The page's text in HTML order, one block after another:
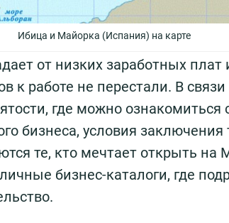
Ибица и Майорка (Испания) на карте
от низких заработных
к работе не перестали. В
где можно
бизнеса, условия заключения
те, кто мечтает открыть на
бизнес-каталоги, где